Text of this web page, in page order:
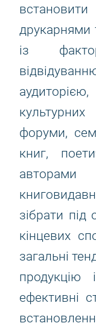
друкарнями
із
форуми,
книг,
зібрати
кінцевих
загальні
продукцію
ефективні